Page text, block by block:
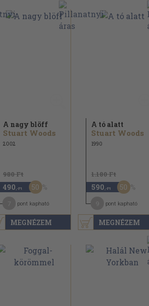
MEGNÉZEM
A nagy blöff
Stuart Woods
2002
980 Ft
490 ,-Ft 50
pont kapható
MEGNÉZEM
A tó alatt
Stuart Woods
1990
1.180 Ft
590 ,-Ft 50
pont kapható